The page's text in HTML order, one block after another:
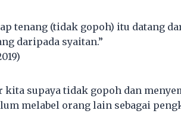
tenang (tidak gopoh) itu datang
daripada syaitan.”
supaya tidak gopoh dan
melabel orang lain sebagai